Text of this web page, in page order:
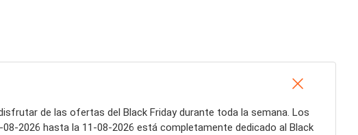
de las ofertas del Black Friday durante toda la semana. Los
08-2026 hasta la 11-08-2026 está completamente dedicado al Black